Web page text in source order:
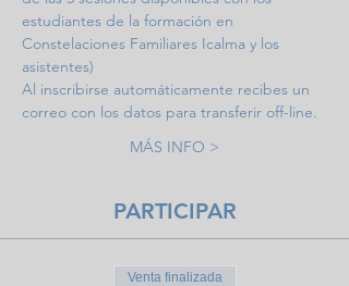
estudiantes de la formación en
Constelaciones Familiares Icalma y los
asistentes)
Al inscribirse automáticamente recibes un
correo con los datos para transferir off-line.
MÁS INFO >
PARTICIPAR
Venta finalizada